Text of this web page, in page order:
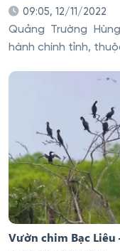
09:05, 12/11/2022
Quảng Trường
hành chính tỉnh,
Vườn chim Bạc Liêu